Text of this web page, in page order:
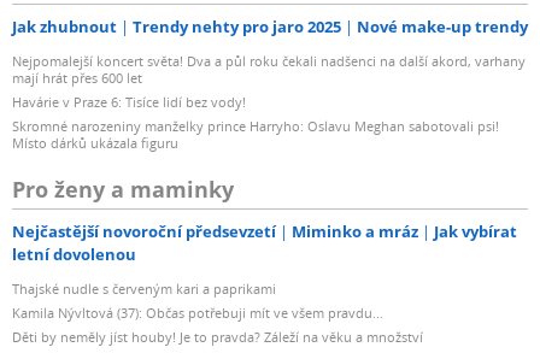
Jak zhubnout Trendy nehty pro jaro 2025 Nové make-up trendy
Nejpomalejší koncert světa! Dva a půl roku čekali nadšenci na další akord, varhany
mají hrát přes 600 let
Havárie v Praze 6: Tisíce lidí bez vody!
Skromné narozeniny manželky prince Harryho: Oslavu Meghan sabotovali psi!
Místo dárků ukázala figuru
Pro ženy a maminky
Nejčastější novoroční předsevzetí Miminko a mráz
Jak vybírat
letní dovolenou
Thajské nudle s červeným kari a paprikami
Kamila Nývltová (37): Občas potřebuji mít ve všem pravdu...
Děti by neměly jíst houby! Je to pravda? Záleží na věku a množství